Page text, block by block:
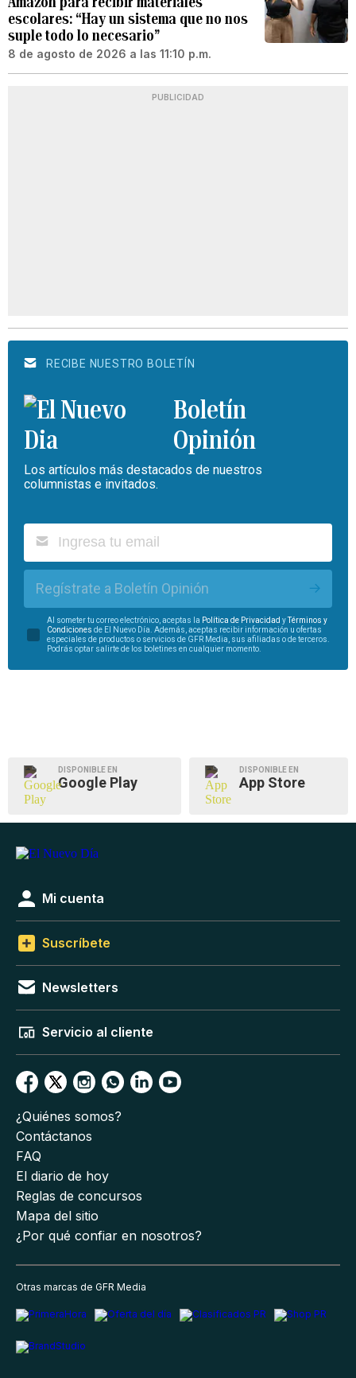
escolares: “Hay un sistema que no nos
suple todo lo necesario”
8 de agosto de 2026 a las 11:10 p.m.
PUBLICIDAD
RECIBE NUESTRO BOLETÍN
Boletín
Opinión
Los artículos más destacados de nuestros
columnistas e invitados.
Regístrate a Boletín Opinión
Al someter tu correo electrónico, aceptas la Política de Privacidad yTérminos y
Condiciones de El Nuevo Día. Además, aceptas recibir información u ofertas
especiales de productos o servicios de GFR Media, sus afiliadas o de terceros.
Podrás optar salirte de los boletines en cualquier momento.
DISPONIBLE EN
Google Play
DISPONIBLE EN
App Store
Mi cuenta
Suscríbete
Newsletters
Servicio al cliente
¿Quiénes somos?
Contáctanos
FAQ
El diario de hoy
Reglas de concursos
Mapa del sitio
¿Por qué confiar en nosotros?
Otras marcas de GFR Media